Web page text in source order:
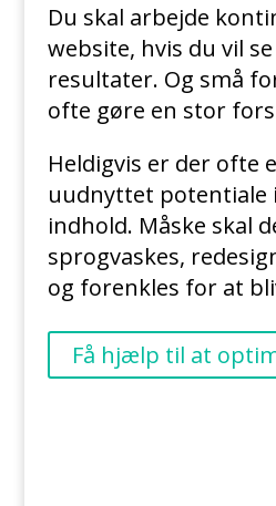
Du skal arbejde
website, hvis du vil
resultater. Og små
ofte gøre en stor
Heldigvis er der ofte
uudnyttet potentiale
indhold. Måske skal
sprogvaskes,
og forenkles for at
Få hjælp til at